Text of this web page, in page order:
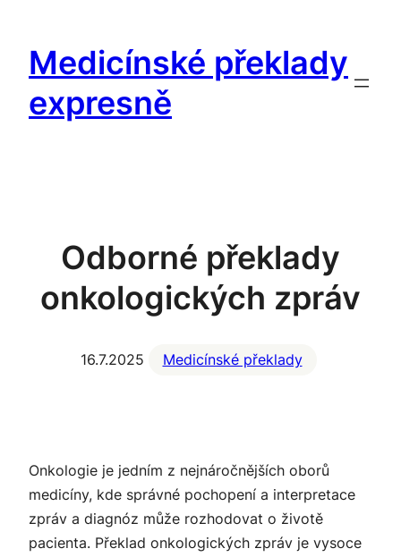
obsahMedicínské překlady
expresně
Odborné překlady
onkologických zpráv
16.7.2025 Medicínské překlady
Onkologie je jedním z nejnáročnějších oborů
medicíny, kde správné pochopení a interpretace
zpráv a diagnóz může rozhodovat o životě
pacienta. Překlad onkologických zpráv je vysoce